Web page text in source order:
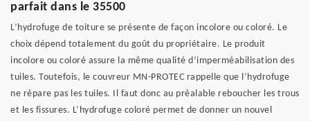
parfait dans le 35500
L’hydrofuge de toiture se présente de façon incolore ou coloré. Le
choix dépend totalement du goût du propriétaire. Le produit
incolore ou coloré assure la même qualité d’imperméabilisation des
tuiles. Toutefois, le couvreur MN-PROTEC rappelle que l’hydrofuge
ne répare pas les tuiles. Il faut donc au préalable reboucher les trous
et les fissures. L’hydrofuge coloré permet de donner un nouvel